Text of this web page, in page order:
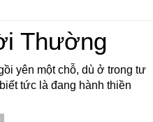
Thường
yên một chỗ, dù ở trong tư
tức là đang hành thiền